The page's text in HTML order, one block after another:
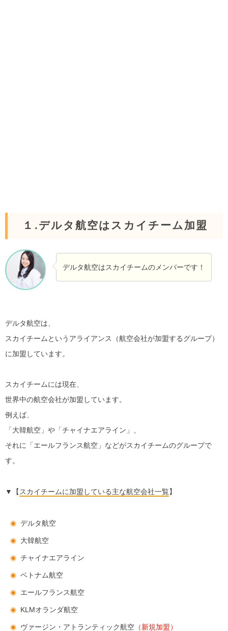
１.デルタ航空はスカイチーム加盟
デルタ航空はスカイチームのメンバーです！
デルタ航空は、
スカイチームというアライアンス（航空会社が加盟するグループ）
に加盟しています。
スカイチームには現在、
世界中の航空会社が加盟しています。
例えば、
「大韓航空」や「チャイナエアライン」、
それに「エールフランス航空」などがスカイチームのグループで
す。
▼【 スカイチームに加盟している主な航空会社一覧】
デルタ航空
大韓航空
チャイナエアライン
ベトナム航空
エールフランス航空
KLMオランダ航空
ヴァージン・アトランティック航空 （新規加盟）